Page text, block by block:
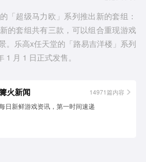
e
o
「超级马力欧」系列推出新的套组：
的套组共有三款，可以组合重现游戏
。乐高x任天堂的「路易吉洋楼」系列
2022 年 1 月 1 日正式发售。
火新闻 14971篇内容
日新鲜游戏资讯，第一时间速递